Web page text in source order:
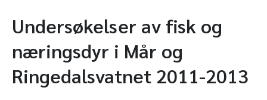
Undersøkelser av fisk og
næringsdyr i Mår og
Ringedalsvatnet 2011-2013